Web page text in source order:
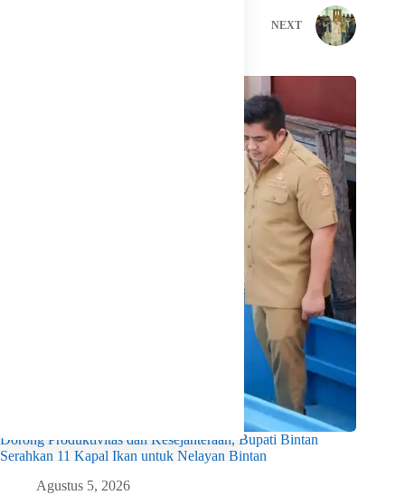
NEXT
Dorong Produktivitas dan Kesejahteraan, Bupati Bintan
Serahkan 11 Kapal Ikan untuk Nelayan Bintan
Agustus 5, 2026